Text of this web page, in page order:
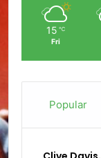
15 ℃
Fri
Popular